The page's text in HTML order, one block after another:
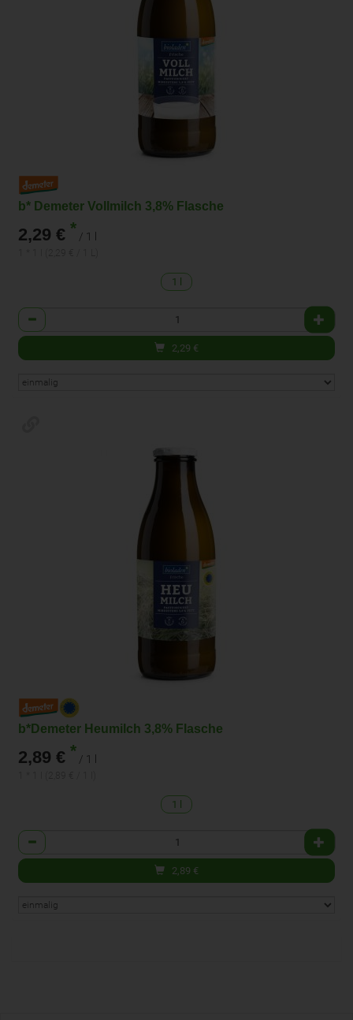
b* Demeter Vollmilch 3,8% Flasche
2,29 € * / 1 l
1 l
Anzahl
2,29 €
b*Demeter Heumilch 3,8% Flasche
2,89 € * / 1 l
1 l
Anzahl
2,89 €